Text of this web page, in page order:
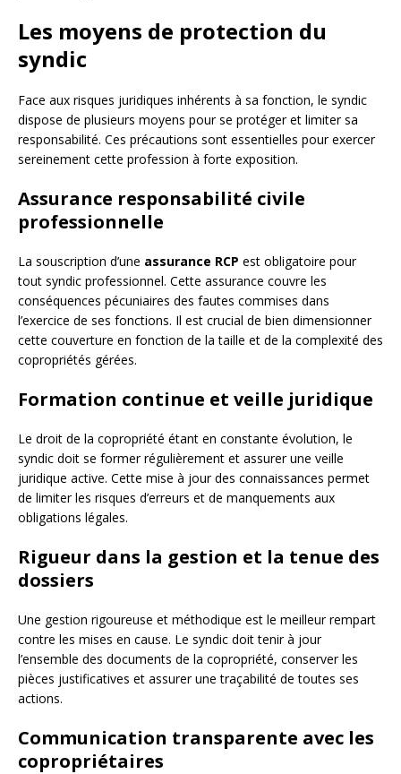
Les moyens de protection du
syndic
Face aux risques juridiques inhérents à sa fonction, le syndic
dispose de plusieurs moyens pour se protéger et limiter sa
responsabilité. Ces précautions sont essentielles pour exercer
sereinement cette profession à forte exposition.
Assurance responsabilité civile
professionnelle
La souscription d’une assurance RCP est obligatoire pour
tout syndic professionnel. Cette assurance couvre les
conséquences pécuniaires des fautes commises dans
l’exercice de ses fonctions. Il est crucial de bien dimensionner
cette couverture en fonction de la taille et de la complexité des
copropriétés gérées.
Formation continue et veille juridique
Le droit de la copropriété étant en constante évolution, le
syndic doit se former régulièrement et assurer une veille
juridique active. Cette mise à jour des connaissances permet
de limiter les risques d’erreurs et de manquements aux
obligations légales.
Rigueur dans la gestion et la tenue des
dossiers
Une gestion rigoureuse et méthodique est le meilleur rempart
contre les mises en cause. Le syndic doit tenir à jour
l’ensemble des documents de la copropriété, conserver les
pièces justificatives et assurer une traçabilité de toutes ses
actions.
Communication transparente avec les
copropriétaires